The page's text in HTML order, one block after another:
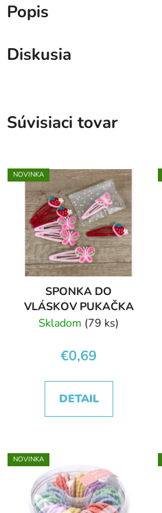
Popis
Diskusia
Súvisiaci tovar
NOVINKA
SPONKA DO
VLÁSKOV PUKAČKA
Skladom (79 ks)
€0,69
DETAIL
NOVINKA